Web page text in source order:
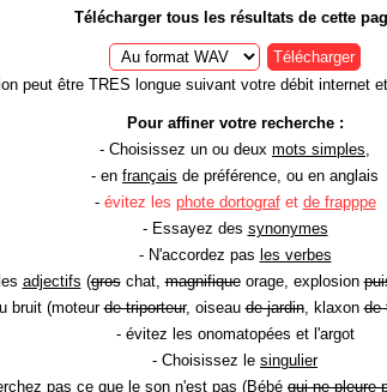
Télécharger tous les résultats de cette
Télécharger
peut être TRES longue suivant votre débit internet
Pour affiner votre recherche :
- Choisissez un ou deux mots simples
- en français de préférence, ou en anglais
- évitez les phote dortografet de frapppe
- Essayez des synonymes
- N'accordez pas les verbes
adjectifs (groschat,magnifiqueorage, explosion
bruit (moteurde triporteur, oiseaude jardin, klaxonde
- évitez les onomatopées et l'argot
- Choisissez le singulier
pas ce que le son n'est pas (Bébé qui ne pleure